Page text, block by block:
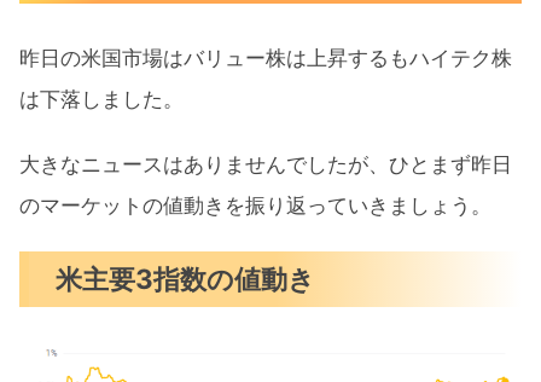
S&P500ヒートマップ
セクター別パフォーマンス
S&P500チャート分析
米国市場のトピックス
NY連銀製造業指数1年ぶりの拡大
マイクロソフト自社株買いと増配を発
昨日の米国市場はバリュー株は上昇するもハイテク株
は下落しました。
大きなニュースはありませんでしたが、ひとまず昨日
のマーケットの値動きを振り返っていきましょう。
米主要3指数の値動き